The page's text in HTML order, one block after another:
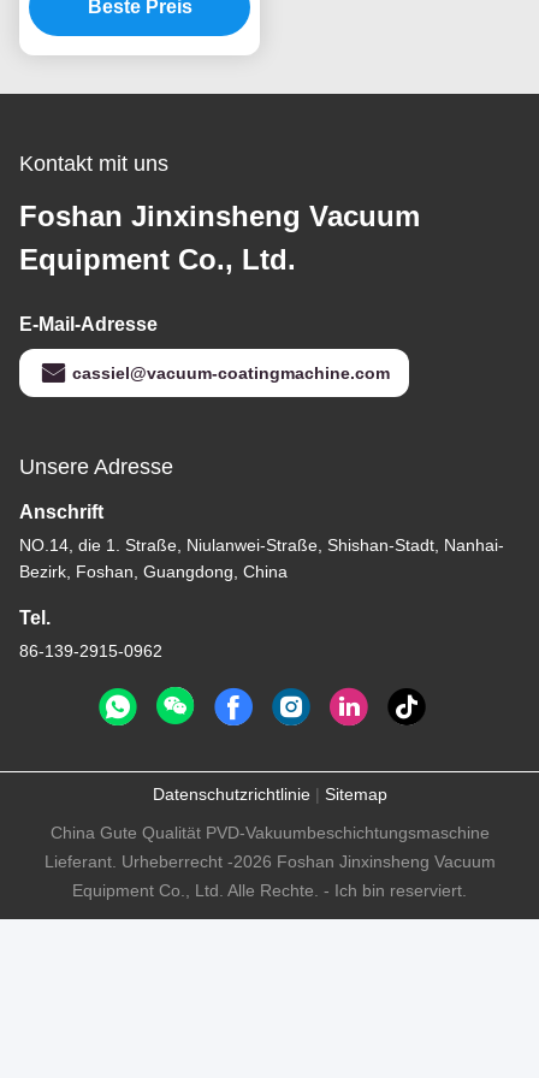
Beschichtungsmaschinen
für verschiedene Teile
Beste Preis
Kontakt mit uns
Foshan Jinxinsheng Vacuum
Equipment Co., Ltd.
E-Mail-Adresse
cassiel@vacuum-coatingmachine.com
Unsere Adresse
Anschrift
NO.14, die 1. Straße, Niulanwei-Straße, Shishan-Stadt, Nanhai-
Bezirk, Foshan, Guangdong, China
Tel.
86-139-2915-0962
Datenschutzrichtlinie| Sitemap
China Gute Qualität PVD-Vakuumbeschichtungsmaschine
Lieferant. Urheberrecht -2026 Foshan Jinxinsheng Vacuum
Equipment Co., Ltd. Alle Rechte. - Ich bin reserviert.